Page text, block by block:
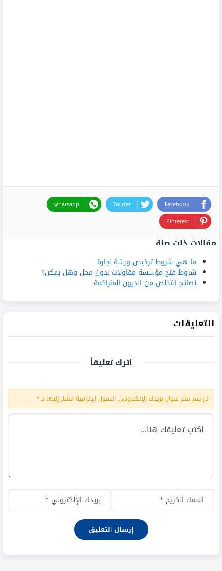
Facebook
Twitter
whatsapp
Pinterest
مقالات ذات صلة
ما هي شروط ترخيص ورشة نجارة
شروط فتح مؤسسة مقاولات بدون محل وهل يمكن؟
نصائح التخلص من الديون المتراكمة
التعليقات
اترك تعليقاً
لن يتم نشر عنوان بريدك الإلكتروني. الحقول الإلزامية مشار إليها بـ*